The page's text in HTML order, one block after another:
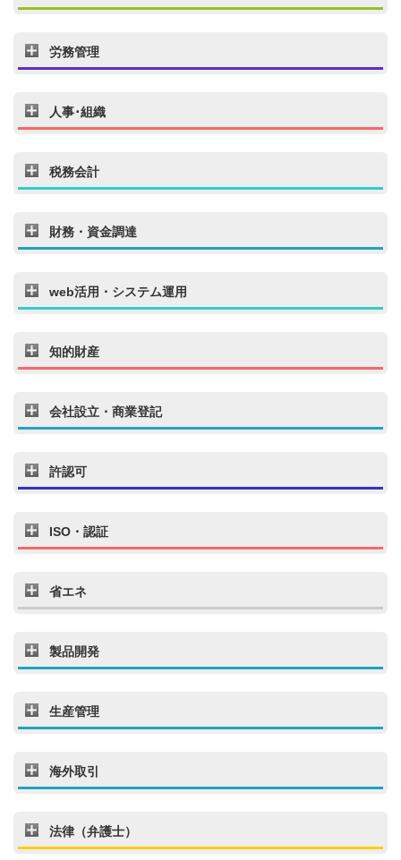
労務管理
人事･組織
税務会計
財務・資金調達
web活用・システム運用
知的財産
会社設立・商業登記
許認可
ISO・認証
省エネ
製品開発
生産管理
海外取引
法律（弁護士）